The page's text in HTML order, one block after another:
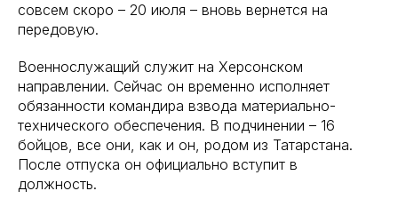
совсем скоро – 20 июля – вновь вернется на
передовую.
Военнослужащий служит на Херсонском
направлении. Сейчас он временно исполняет
обязанности командира взвода материально-
технического обеспечения. В подчинении – 16
бойцов, все они, как и он, родом из Татарстана.
После отпуска он официально вступит в
должность.